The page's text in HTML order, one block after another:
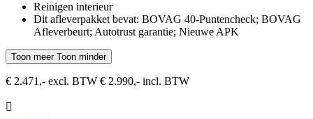
Reinigen interieur
Dit afleverpakket bevat: BOVAG 40-Puntencheck; BOVAG
Afleverbeurt; Autotrust garantie; Nieuwe APK
Toon meer Toon minder
€ 2.471,- excl. BTW € 2.990,- incl. BTW